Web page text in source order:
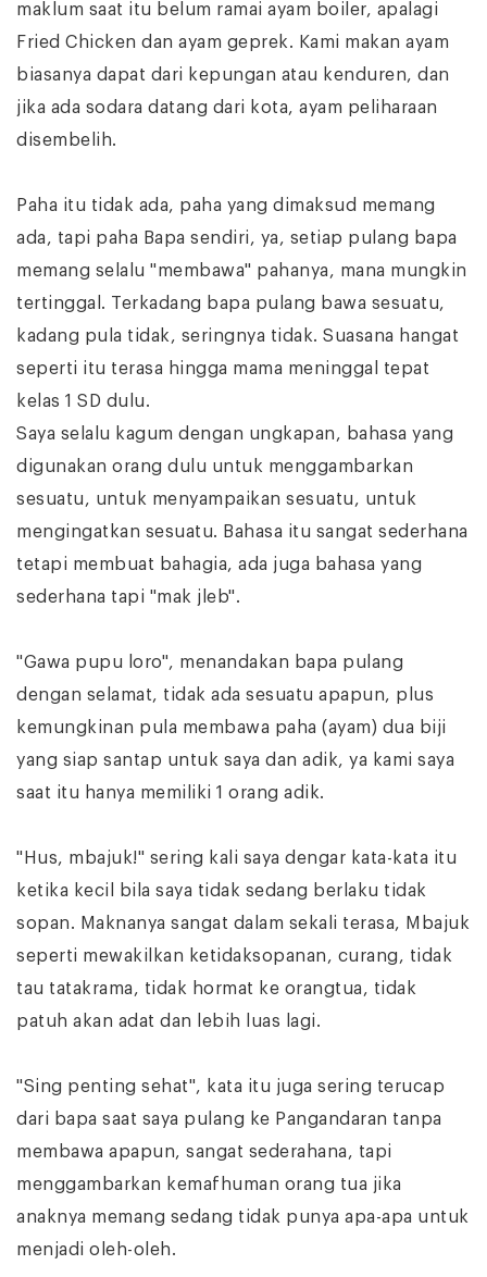
maklum saat itu belum ramai ayam boiler, apalagi
Fried Chicken dan ayam geprek. Kami makan ayam
biasanya dapat dari kepungan atau kenduren, dan
jika ada sodara datang dari kota, ayam peliharaan
disembelih.
Paha itu tidak ada, paha yang dimaksud memang
ada, tapi paha Bapa sendiri, ya, setiap pulang bapa
memang selalu "membawa" pahanya, mana mungkin
tertinggal. Terkadang bapa pulang bawa sesuatu,
kadang pula tidak, seringnya tidak. Suasana hangat
seperti itu terasa hingga mama meninggal tepat
kelas 1 SD dulu.
Saya selalu kagum dengan ungkapan, bahasa yang
digunakan orang dulu untuk menggambarkan
sesuatu, untuk menyampaikan sesuatu, untuk
mengingatkan sesuatu. Bahasa itu sangat sederhana
tetapi membuat bahagia, ada juga bahasa yang
sederhana tapi "mak jleb".
"Gawa pupu loro", menandakan bapa pulang
dengan selamat, tidak ada sesuatu apapun, plus
kemungkinan pula membawa paha (ayam) dua biji
yang siap santap untuk saya dan adik, ya kami saya
saat itu hanya memiliki 1 orang adik.
"Hus, mbajuk!" sering kali saya dengar kata-kata itu
ketika kecil bila saya tidak sedang berlaku tidak
sopan. Maknanya sangat dalam sekali terasa, Mbajuk
seperti mewakilkan ketidaksopanan, curang, tidak
tau tatakrama, tidak hormat ke orangtua, tidak
patuh akan adat dan lebih luas lagi.
"Sing penting sehat", kata itu juga sering terucap
dari bapa saat saya pulang ke Pangandaran tanpa
membawa apapun, sangat sederahana, tapi
menggambarkan kemafhuman orang tua jika
anaknya memang sedang tidak punya apa-apa untuk
menjadi oleh-oleh.